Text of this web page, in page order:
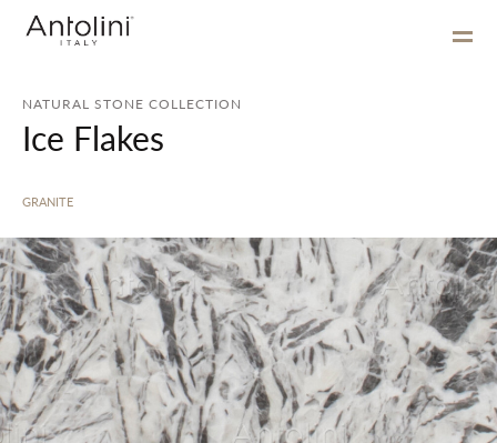
NATURAL STONE COLLECTION
Ice Flakes
GRANITE